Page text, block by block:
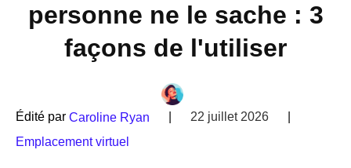
personne ne le sache : 3
façons de l'utiliser
Édité par Caroline Ryan 22 juillet 2026
Emplacement virtuel